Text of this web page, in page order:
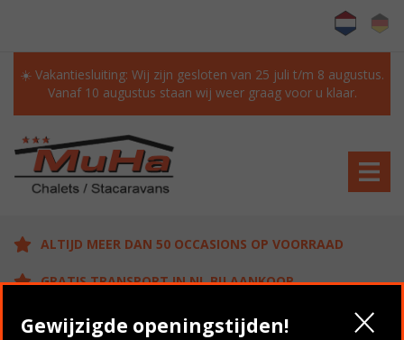
☀️ Vakantiesluiting: Wij zijn gesloten van 25 juli t/m 8 augustus.
Vanaf 10 augustus staan wij weer graag voor u klaar.
ALTIJD MEER DAN 50 OCCASIONS OP VOORRAAD
GRATIS TRANSPORT IN NL BIJ AANKOOP
KLANTEN BEOORDELEN ONS MET EEN 9.6/10
Gewijzigde openingstijden!